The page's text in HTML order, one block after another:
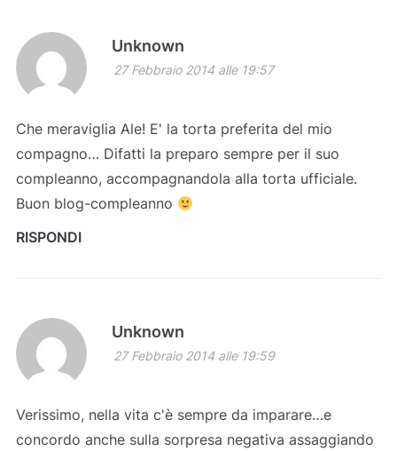
Unknown
27 Febbraio 2014 alle 19:57
Che meraviglia Ale! E' la torta preferita del mio
compagno… Difatti la preparo sempre per il suo
compleanno, accompagnandola alla torta ufficiale.
Buon blog-compleanno
RISPONDI
Unknown
27 Febbraio 2014 alle 19:59
Verissimo, nella vita c'è sempre da imparare…e
concordo anche sulla sorpresa negativa assaggiando